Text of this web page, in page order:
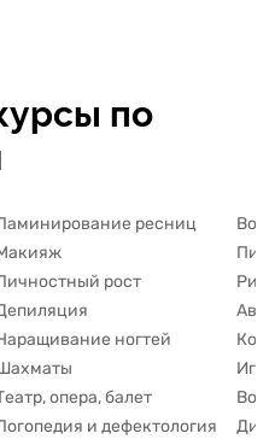
по
ресниц
рост
ногтей
опера, балет
и дефектология